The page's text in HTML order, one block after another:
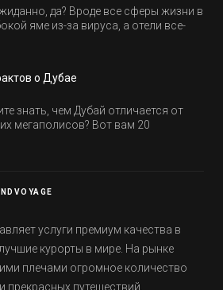
да? Вроде все сферы жизни в
яме из-за вируса, а отели все-
на первые заезды дают промо-
о Дубае
знать, чем Дубай отличается от
мегаполисов? Вот вам 20
услуги премиум качества в
курорты в мире. На рынке
плечами огромное количество
прекрасных путешествий.